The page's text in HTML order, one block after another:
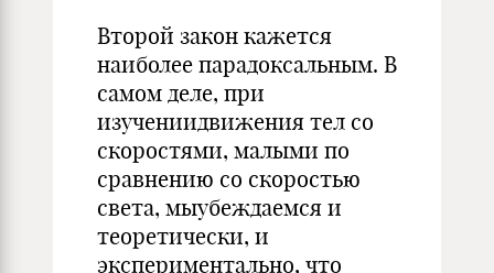
Второй закон кажется
наиболее парадоксальным. В
самом деле, при
изучениидвижения тел со
скоростями, малыми по
сравнению со скоростью
света, мыубеждаемся и
теоретически, и
экспериментально, что